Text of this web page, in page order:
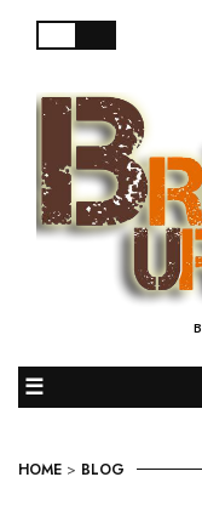
☰
HOME > BLOG